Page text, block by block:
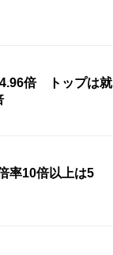
倍 トップは就
率10倍以上は5